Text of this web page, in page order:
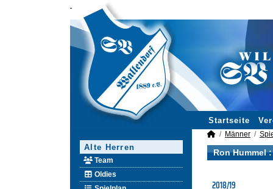
Startseite
Alte Herren
Team
Oldies
Männer
Ron Hummel
2018/19